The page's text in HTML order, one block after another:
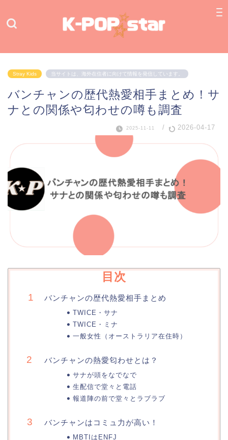
Stray Kids 当サイトは、海外在住者に向けて情報を発信しています。
バンチャンの歴代熱愛相手まとめ！サ
ナとの関係や匂わせの噂も調査
2025-11-11 / 2026-04-17
目次
バンチャンの歴代熱愛相手まとめ
TWICE・サナ
TWICE・ミナ
一般女性（オーストラリア在住時）
バンチャンの熱愛匂わせとは？
サナが頭をなでなで
生配信で堂々と電話
報道陣の前で堂々とラブラブ
バンチャンはコミュ力が高い！
MBTIはENFJ